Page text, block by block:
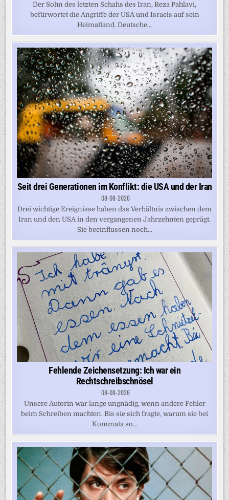
Der Sohn des letzten Schahs des Iran, Reza Pahlavi,
befürwortet die Angriffe der USA und Israels auf sein
Heimatland. Deutsche...
Seit drei Generationen im Konflikt: die USA und der Iran
08-08-2026
Drei wichtige Ereignisse haben das Verhältnis zwischen dem
Iran und den USA in den vergangenen Jahrzehnten geprägt.
Sie beeinflussen noch...
Fehlende Zeichensetzung: Ich war ein
Rechtschreibschnösel
08-08-2026
Unsere Autorin war lange ungnädig, wenn andere Fehler
beim Schreiben machten. Bis sie sich fragte, warum sie bei
Kommata so...